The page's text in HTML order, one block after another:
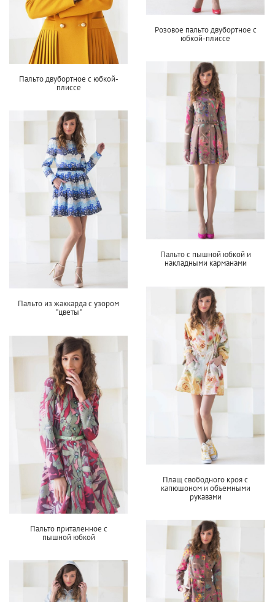
Розовое пальто двубортное с
юбкой-плиссе
Пальто двубортное с юбкой-
плиссе
Пальто с пышной юбкой и
накладными карманами
Пальто из жаккарда с узором
"цветы"
Плащ свободного кроя с
капюшоном и объемными
рукавами
Пальто приталенное с
пышной юбкой